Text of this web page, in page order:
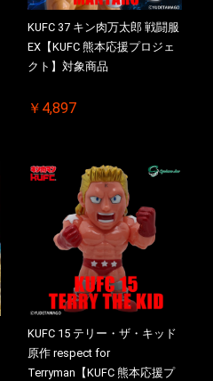
KUFC 37 キン肉万太郎 戦闘服
EX【KUFC 熊本応援プロジェ
クト】対象商品
￥4,897
KUFC 15 テリー・ザ・キッド
原作 respect for
Terryman【KUFC 熊本応援プ